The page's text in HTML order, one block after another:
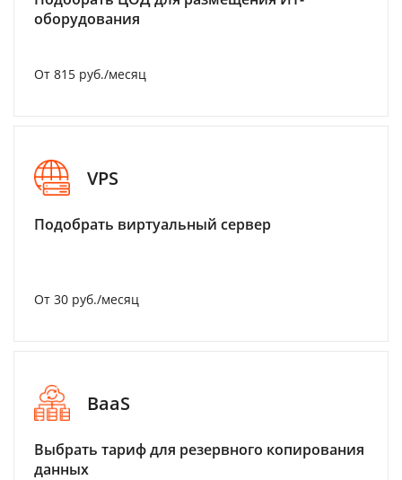
оборудования
От 815 руб./месяц
VPS
Подобрать виртуальный сервер
От 30 руб./месяц
BaaS
Выбрать тариф для резервного копирования
данных